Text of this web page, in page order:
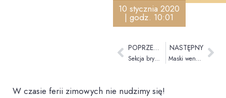
10 stycznia 2020
| godz. 10:01
POPRZEDNI
Sekcja brydża sportowego zaprasza!
NASTĘPNY
Maski weneckie – warsztaty plastyczne dla dzieci
W czasie ferii zimowych nie nudzimy się!